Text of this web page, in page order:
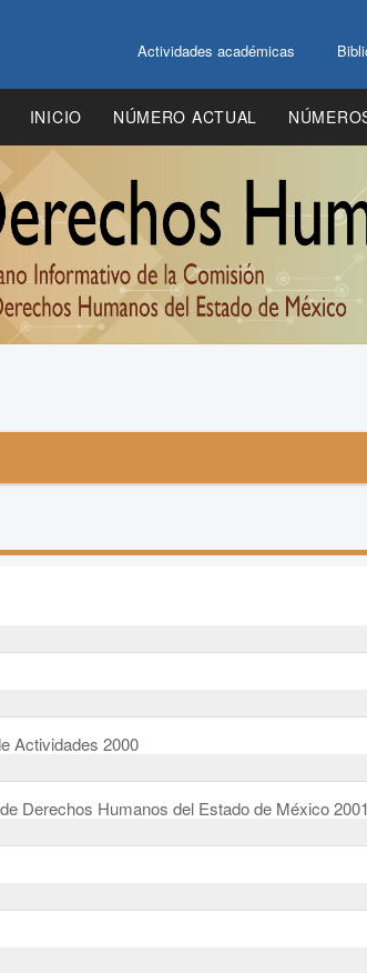
Actividades académicas
INICIO NÚMERO ACTUAL
Actividades 2000
Derechos Humanos del Estado de México